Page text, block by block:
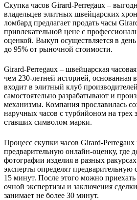
Скупка часов Girard-Perregaux –
владельцев элитных швейцарских
ломбард предлагает продать часы
привлекательной цене с
оценкой. Выкуп осуществляется в
до 95% от рыночной стоимости.
Girard-Perregaux – швейцарская
чем 230-летней историей, основанная
входит в элитный клуб
самостоятельно разрабатывают и
механизмы. Компания прославилась
наручных часов с турбийоном на трех
ставших символом марки.
Процесс скупки часов Girard-Perregaux
предварительную онлайн-оценку, где
фотографии изделия в разных
эксперты определят предварительную
15 минут. После этого можно
очной экспертизы и заключения
занимает не более 30 минут.